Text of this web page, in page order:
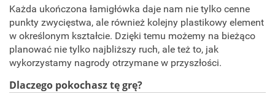
Każda ukończona łamigłówka daje nam nie tylko cenne
punkty zwycięstwa, ale również kolejny plastikowy element
w określonym kształcie. Dzięki temu możemy na bieżąco
planować nie tylko najbliższy ruch, ale też to, jak
wykorzystamy nagrody otrzymane w przyszłości.
Dlaczego pokochasz tę grę?